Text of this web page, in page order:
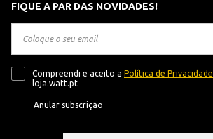
FIQUE A PAR DAS NOVIDADES!
Compreendi e aceito a Política de Privacidade
loja.watt.pt
Anular subscrição